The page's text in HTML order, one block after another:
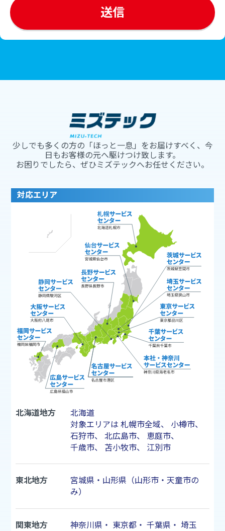
少しでも多くの方の「ほっと一息」をお届けすべく、今
日もお客様の元へ駆けつけ致します。
お困りでしたら、ぜひミズテックへお任せください。
対応エリア
北海道地方
北海道
対象エリアは 札幌市全域、 小樽市、
石狩市、 北広島市、 恵庭市、
千歳市、 苫小牧市、 江別市
東北地方
宮城県・山形県（山形市・天童市の
み）
関東地方 神奈川県 ・ 東京都・ 千葉県 ・ 埼玉